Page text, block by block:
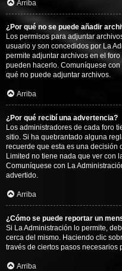
Arriba
¿Por qué no se puede añadir
Los permisos para adjuntar
usuario y son concedidos por La
permite adjuntar archivos en el
pueden hacerlo. Comuníquese
qué no puede adjuntar archivos.
Arriba
¿Por qué recibí una advertencia?
Los administradores de cada foro
sitio. Si ha quebrantado alguna
recuerde que esta es una decisión
Limited no tiene nada que ver con
Comuníquese con La
advertido.
Arriba
¿Cómo se puede reportar un
Si La Administración lo permite,
cerca del mismo. Haciendo clic
través de ciertos pasos necesarios
Arriba